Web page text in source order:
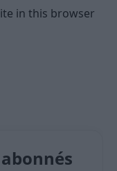
in this browser